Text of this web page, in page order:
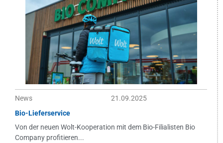
News
21.09.2025
Bio-Lieferservice
Von der neuen Wolt-Kooperation mit dem Bio-Filialisten Bio
Company profitieren...